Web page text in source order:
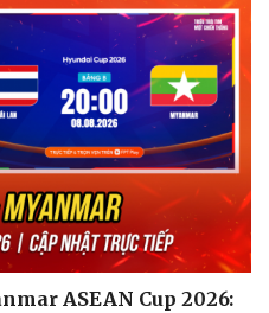
ASEAN Cup 2026: